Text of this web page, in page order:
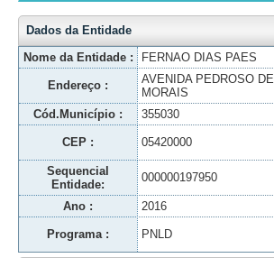
Dados da Entidade
Nome da Entidade :
FERNAO DIAS PAES
Endereço :
AVENIDA PEDROSO DE
MORAIS
Cód.Município : 355030
CEP : 05420000
Sequencial
Entidade:
000000197950
Ano : 2016
Programa : PNLD